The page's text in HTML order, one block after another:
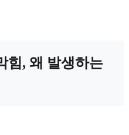
힘, 왜 발생하는